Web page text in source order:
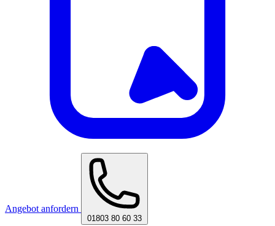
Angebot anfordern
01803 80 60 33